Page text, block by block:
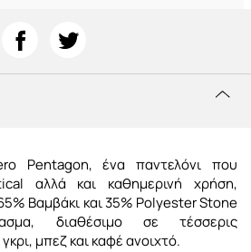
Pentagon, ένα παντελόνι που
αλλά και καθημερινή χρήση,
Βαμβάκι και 35% Polyester Stone
διαθέσιμο σε τέσσερις
μπεζ και καφέ ανοιχτό.